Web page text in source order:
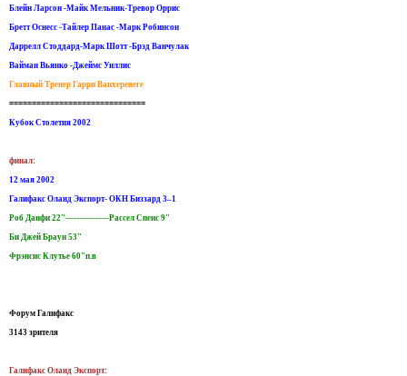
Блейн Ларсон -Майк Мельник-Тревор Оррис
Бретт Оснесс -Тайлер Панас -Марк Робинсон
Даррелл Стоддард-Марк Шотт -Брэд Ванчулак
Вайман Вьянко -Джеймс Уиллис
Главный Тренер Гарри Ванхеревеге
==============================
Кубок Столетия 2002
финал:
12 мая 2002
Галифакс Oланд Экспорт- ОКН Биззард 3–1
Роб Данфи 22"----------------Рассел Спенс 9"
Би Джей Браун 53"
Фрэнсис Клутье 60"п.в
Форум Галифакс
3143 зрителя
Галифакс Oланд Экспорт: